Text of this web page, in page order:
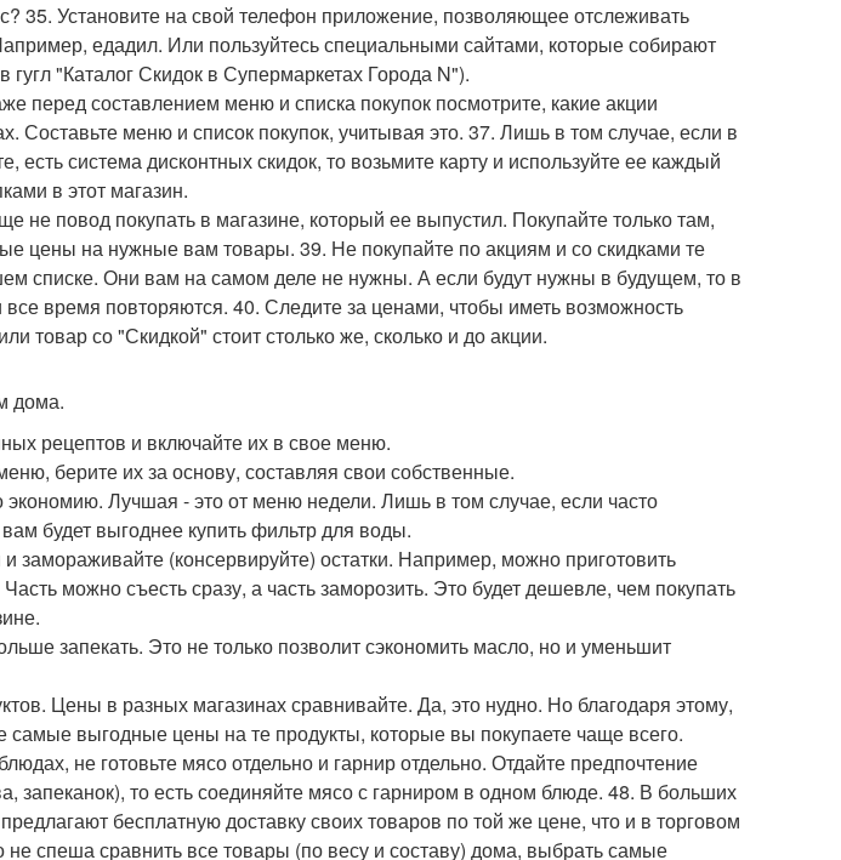
35. Установите на свой телефон приложение, позволяющее отслеживать
едадил. Или пользуйтесь специальными сайтами, которые собирают
гугл "Каталог Скидок в Супермаркетах Города N").
перед составлением меню и списка покупок посмотрите, какие акции
Составьте меню и список покупок, учитывая это. 37. Лишь в том случае, если в
есть система дисконтных скидок, то возьмите карту и используйте ее каждый
в этот магазин.
не повод покупать в магазине, который ее выпустил. Покупайте только там,
цены на нужные вам товары. 39. Не покупайте по акциям и со скидками те
списке. Они вам на самом деле не нужны. А если будут нужны в будущем, то в
все время повторяются. 40. Следите за ценами, чтобы иметь возможность
товар со "Скидкой" стоит столько же, сколько и до акции.
дома.
рецептов и включайте их в свое меню.
берите их за основу, составляя свои собственные.
Лучшая - это от меню недели. Лишь в том случае, если часто
будет выгоднее купить фильтр для воды.
замораживайте (консервируйте) остатки. Например, можно приготовить
можно съесть сразу, а часть заморозить. Это будет дешевле, чем покупать
запекать. Это не только позволит сэкономить масло, но и уменьшит
Цены в разных магазинах сравнивайте. Да, это нудно. Но благодаря этому,
самые выгодные цены на те продукты, которые вы покупаете чаще всего.
не готовьте мясо отдельно и гарнир отдельно. Отдайте предпочтение
запеканок), то есть соединяйте мясо с гарниром в одном блюде. 48. В больших
бесплатную доставку своих товаров по той же цене, что и в торговом
спеша сравнить все товары (по весу и составу) дома, выбрать самые